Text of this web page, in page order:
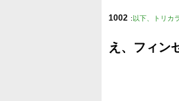
1002 : 以下、トリカ
え、フィン